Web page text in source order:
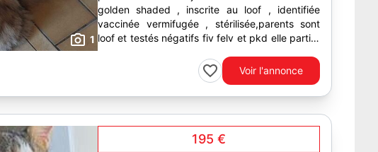
1
golden shaded , inscrite au loof , identifiée
vaccinée vermifugée , stérilisée,parents sont
loof et testés négatifs fiv felv et pkd elle partira
Voir l'annonce
195 €